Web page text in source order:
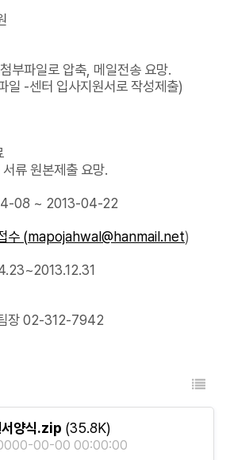
부파일로 압축, 메일전송 요망.
일 -센터 입사지원서로 작성제출)
류 원본제출 요망.
08 ~ 2013-04-22
수 (mapojahwal@hanmail.net)
장 02-312-7942
서양식.zip (35.8K)
00-00 00:00:00